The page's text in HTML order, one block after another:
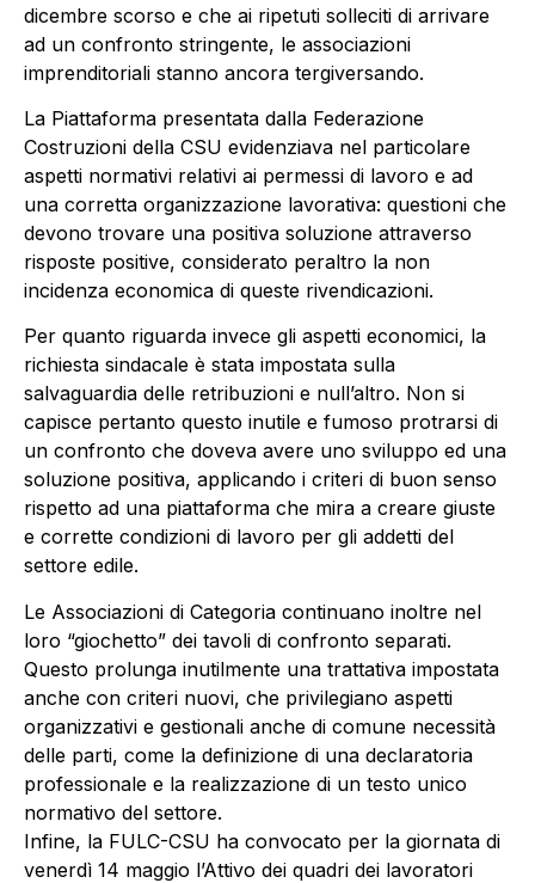
dicembre scorso e che ai ripetuti solleciti di arrivare
ad un confronto stringente, le associazioni
imprenditoriali stanno ancora tergiversando.
La Piattaforma presentata dalla Federazione
Costruzioni della CSU evidenziava nel particolare
aspetti normativi relativi ai permessi di lavoro e ad
una corretta organizzazione lavorativa: questioni che
devono trovare una positiva soluzione attraverso
risposte positive, considerato peraltro la non
incidenza economica di queste rivendicazioni.
Per quanto riguarda invece gli aspetti economici, la
richiesta sindacale è stata impostata sulla
salvaguardia delle retribuzioni e null’altro. Non si
capisce pertanto questo inutile e fumoso protrarsi di
un confronto che doveva avere uno sviluppo ed una
soluzione positiva, applicando i criteri di buon senso
rispetto ad una piattaforma che mira a creare giuste
e corrette condizioni di lavoro per gli addetti del
settore edile.
Le Associazioni di Categoria continuano inoltre nel
loro “giochetto” dei tavoli di confronto separati.
Questo prolunga inutilmente una trattativa impostata
anche con criteri nuovi, che privilegiano aspetti
organizzativi e gestionali anche di comune necessità
delle parti, come la definizione di una declaratoria
professionale e la realizzazione di un testo unico
normativo del settore.
Infine, la FULC-CSU ha convocato per la giornata di
venerdì 14 maggio l’Attivo dei quadri dei lavoratori